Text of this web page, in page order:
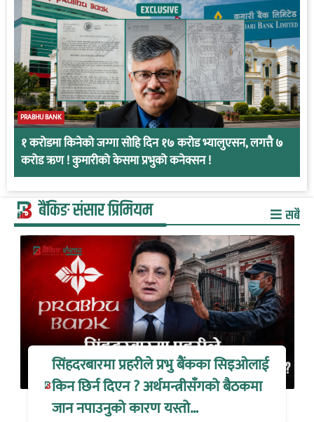
PRABHU BANK
१ करोडमा किनेको जग्गा सोहि दिन १७ करोड भ्यालुएसन, लगत्तै ७
करोड ऋण ! कुमारीको केसमा प्रभुको कनेक्सन !
बैंकिङ संसार प्रिमियम सबै
सिंहदरबारमा प्रहरीले प्रभु बैंकका सिइओलाई
किन छिर्न दिएन ? अर्थमन्त्रीसँगको बैठकमा
जान नपाउनुको कारण यस्तो…